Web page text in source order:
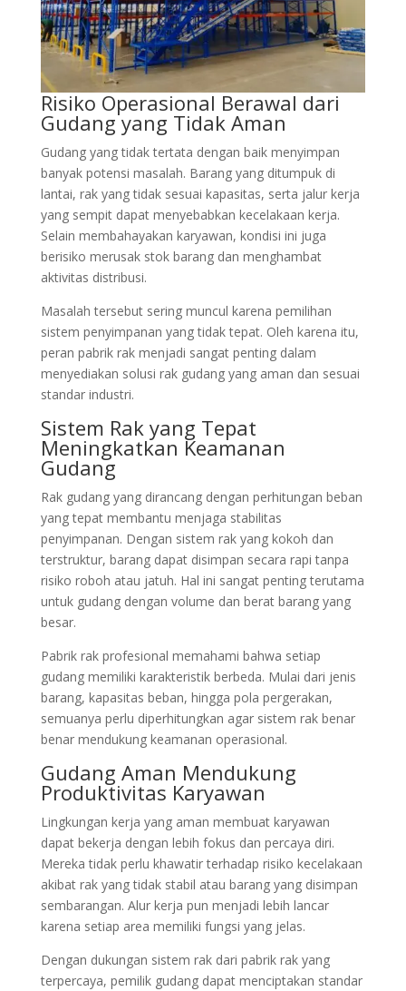
Risiko Operasional Berawal dari
Gudang yang Tidak Aman
Gudang yang tidak tertata dengan baik menyimpan
banyak potensi masalah. Barang yang ditumpuk di
lantai, rak yang tidak sesuai kapasitas, serta jalur kerja
yang sempit dapat menyebabkan kecelakaan kerja.
Selain membahayakan karyawan, kondisi ini juga
berisiko merusak stok barang dan menghambat
aktivitas distribusi.
Masalah tersebut sering muncul karena pemilihan
sistem penyimpanan yang tidak tepat. Oleh karena itu,
peran pabrik rak menjadi sangat penting dalam
menyediakan solusi rak gudang yang aman dan sesuai
standar industri.
Sistem Rak yang Tepat
Meningkatkan Keamanan
Gudang
Rak gudang yang dirancang dengan perhitungan beban
yang tepat membantu menjaga stabilitas
penyimpanan. Dengan sistem rak yang kokoh dan
terstruktur, barang dapat disimpan secara rapi tanpa
risiko roboh atau jatuh. Hal ini sangat penting terutama
untuk gudang dengan volume dan berat barang yang
besar.
Pabrik rak profesional memahami bahwa setiap
gudang memiliki karakteristik berbeda. Mulai dari jenis
barang, kapasitas beban, hingga pola pergerakan,
semuanya perlu diperhitungkan agar sistem rak benar
benar mendukung keamanan operasional.
Gudang Aman Mendukung
Produktivitas Karyawan
Lingkungan kerja yang aman membuat karyawan
dapat bekerja dengan lebih fokus dan percaya diri.
Mereka tidak perlu khawatir terhadap risiko kecelakaan
akibat rak yang tidak stabil atau barang yang disimpan
sembarangan. Alur kerja pun menjadi lebih lancar
karena setiap area memiliki fungsi yang jelas.
Dengan dukungan sistem rak dari pabrik rak yang
terpercaya, pemilik gudang dapat menciptakan standar